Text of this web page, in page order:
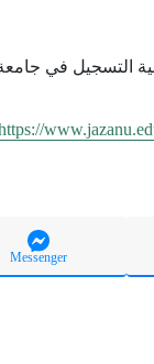
التسجيل في
Messenger